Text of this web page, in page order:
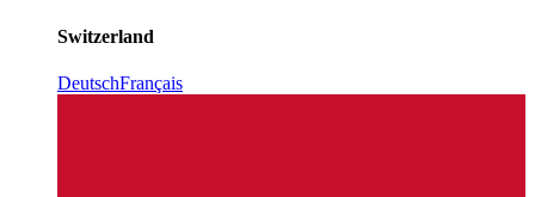
Switzerland
DeutschFrançais